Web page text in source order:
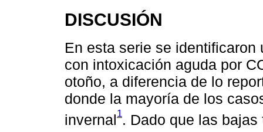
DISCUSIÓN
En esta serie se
con intoxicación aguda por
otoño, a diferencia de lo
donde la mayoría de los
invernal1. Dado que las